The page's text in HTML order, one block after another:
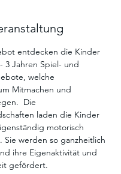
entdecken die Kinder
3 Jahren Spiel- und
welche
Mitmachen und
Die
laden die Kinder
motorisch
Sie werden so ganzheitlich
ihre Eigenaktivität und
gefördert.